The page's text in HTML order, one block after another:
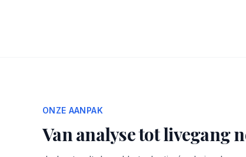
ONZE AANPAK
Van analyse tot livegang